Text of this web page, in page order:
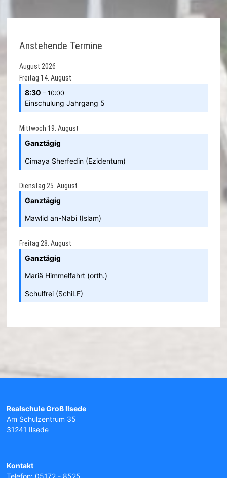
Anstehende Termine
August 2026
Freitag 14. August
8:30– 10:00
Einschulung Jahrgang 5
Mittwoch 19. August
Ganztägig
Cimaya Sherfedin (Ezidentum)
Dienstag 25. August
Ganztägig
Mawlid an-Nabi (Islam)
Freitag 28. August
Ganztägig
Mariä Himmelfahrt (orth.)
Schulfrei (SchiLF)
Realschule Groß Ilsede
Am Schulzentrum 35
31241 Ilsede
Kontakt
Telefon: 05172 - 8525